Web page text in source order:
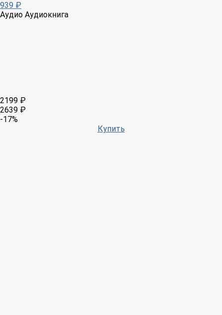
939 ₽
Аудио Аудиокнига
2199 ₽
2639 ₽
-17%
Купить